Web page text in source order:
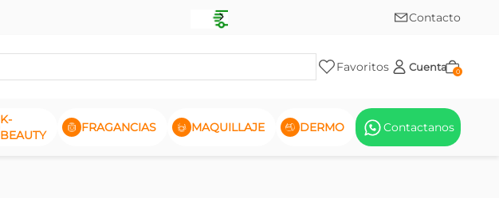
Contacto
Favoritos Cuenta 0
K-
BEAUTY
FRAGANCIAS MAQUILLAJE DERMO Contactanos